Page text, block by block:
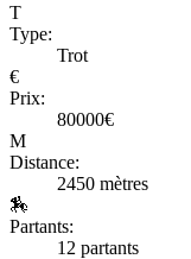
T
Type:
Trot
€
Prix:
80000€
M
Distance:
2450 mètres
🏇
Partants:
12 partants